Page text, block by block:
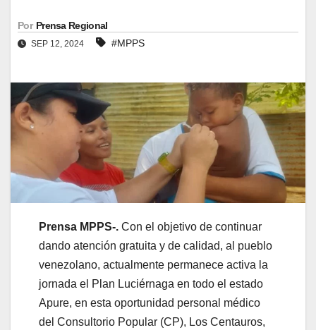
Por Prensa Regional
SEP 12, 2024 #MPPS
Prensa MPPS-. Con el objetivo de continuar
dando atención gratuita y de calidad, al pueblo
venezolano, actualmente permanece activa la
jornada el Plan Luciérnaga en todo el estado
Apure, en esta oportunidad personal médico
del Consultorio Popular (CP), Los Centauros,